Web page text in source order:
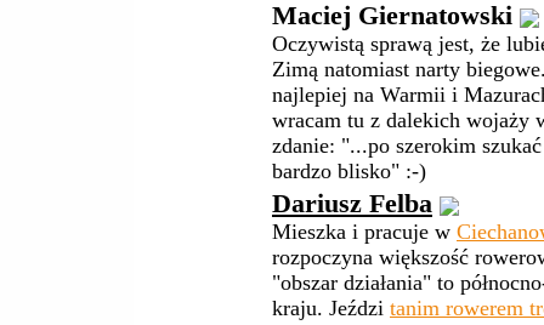
Maciej Giernatowski
Oczywistą sprawą jest, że
Zimą natomiast narty
najlepiej na Warmii i
wracam tu z dalekich wojaży
zdanie: "...po szerokim
bardzo blisko" :-)
Dariusz Felba
Mieszka i pracuje w
rozpoczyna większość
"obszar działania" to
kraju. Jeździ tanim rowerem